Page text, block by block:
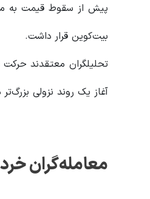
بیت‌کوین قرار داشت.
تحلیلگران معتقدند حرکت
آغاز یک روند نزولی
معامله‌گران